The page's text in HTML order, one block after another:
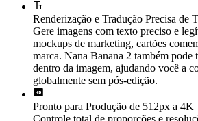
Renderização e Tradução Precisa de
Gere imagens com texto preciso e
mockups de marketing, cartões
marca. Nana Banana 2 também
dentro da imagem, ajudando você a
globalmente sem pós-edição.
Pronto para Produção de 512px a 4K